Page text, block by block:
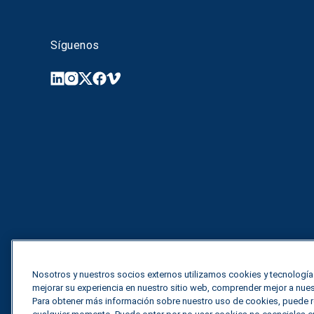
Síguenos
Nosotros y nuestros socios externos utilizamos cookies y
mejorar su experiencia en nuestro sitio web, comprender mejor a
Para obtener más información sobre nuestro uso de cookies, puede